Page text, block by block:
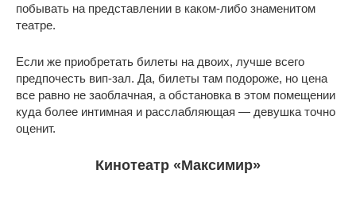
побывать на представлении в каком-либо знаменитом
театре.
Если же приобретать билеты на двоих, лучше всего
предпочесть вип-зал. Да, билеты там подороже, но цена
все равно не заоблачная, а обстановка в этом помещении
куда более интимная и расслабляющая — девушка точно
оценит.
Кинотеатр «Максимир»